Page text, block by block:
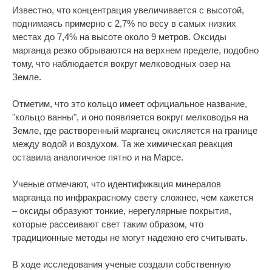
Известно, что концентрация увеличивается с высотой,
поднимаясь примерно с 2,7% по весу в самых низких
местах до 7,4% на высоте около 9 метров. Оксиды
марганца резко обрываются на верхнем пределе, подобно
тому, что наблюдается вокруг мелководных озер на
Земле.
Отметим, что это кольцо имеет официальное название,
"кольцо ванны", и оно появляется вокруг мелководья на
Земле, где растворенный марганец окисляется на границе
между водой и воздухом. Та же химическая реакция
оставила аналогичное пятно и на Марсе.
Ученые отмечают, что идентификация минералов
марганца по инфракрасному свету сложнее, чем кажется
– оксиды образуют тонкие, нерегулярные покрытия,
которые рассеивают свет таким образом, что
традиционные методы не могут надежно его считывать.
В ходе исследования ученые создали собственную